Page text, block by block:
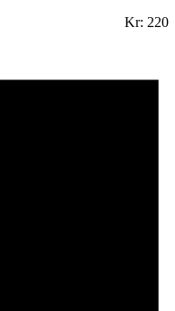
Kr: 220